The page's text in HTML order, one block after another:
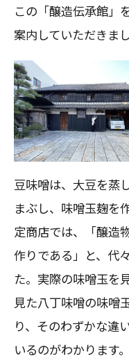
この「醸造伝承館」
案内していただきまし
豆味噌は、大豆を蒸
まぶし、味噌玉麹を
定商店では、「醸造
作りである」と、代
た。実際の味噌玉を
見た八丁味噌の味噌
り、そのわずかな違
いるのがわかります。